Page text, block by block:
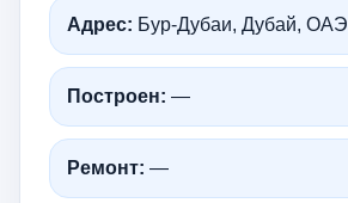
Адрес: Бур-Дубаи, Дубай, ОАЭ
Построен: —
Ремонт: —